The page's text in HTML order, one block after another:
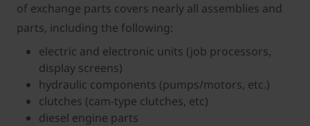
of exchange parts covers nearly all assemblies and
parts, including the following:
electric and electronic units (job processors,
display screens)
hydraulic components (pumps/motors, etc.)
clutches (cam-type clutches, etc)
diesel engine parts